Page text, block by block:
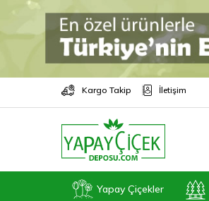
Kargo Takip İletişim
Yapay Çiçekler